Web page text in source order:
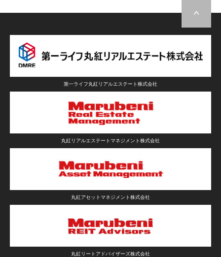
第一ライフ丸紅リアルエステート株式会社
丸紅リアルエステートマネジメント株式会社
丸紅アセットマネジメント株式会社
丸紅リートアドバイザーズ株式会社